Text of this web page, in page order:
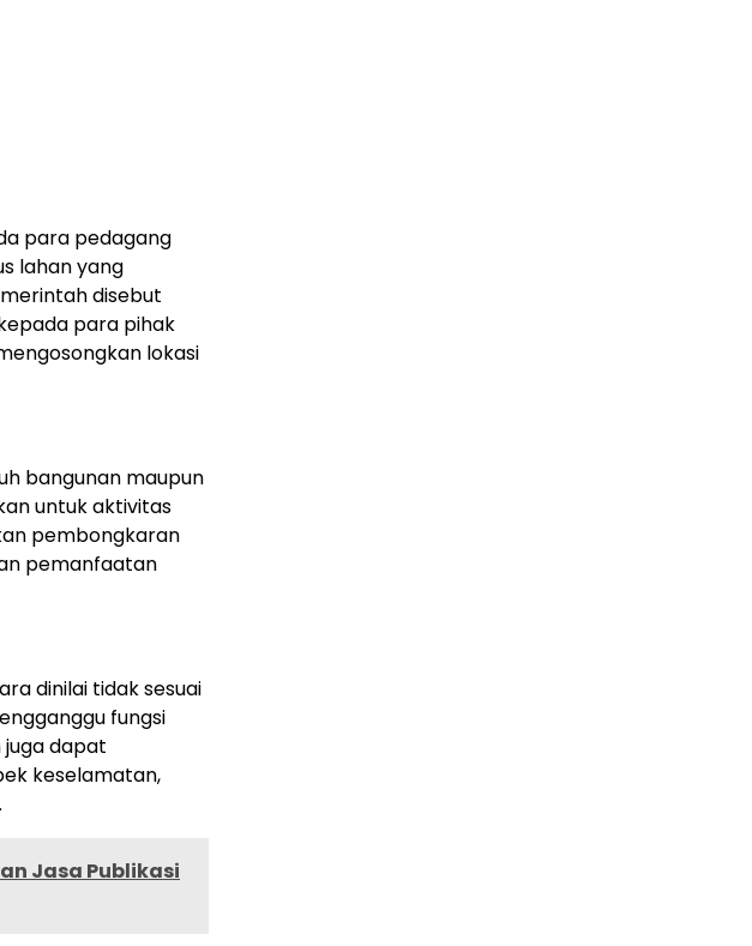
para pedagang
lahan yang
disebut
para pihak
lokasi
bangunan maupun
untuk aktivitas
pembongkaran
pemanfaatan
dinilai tidak sesuai
fungsi
juga dapat
keselamatan,
Jasa Publikasi